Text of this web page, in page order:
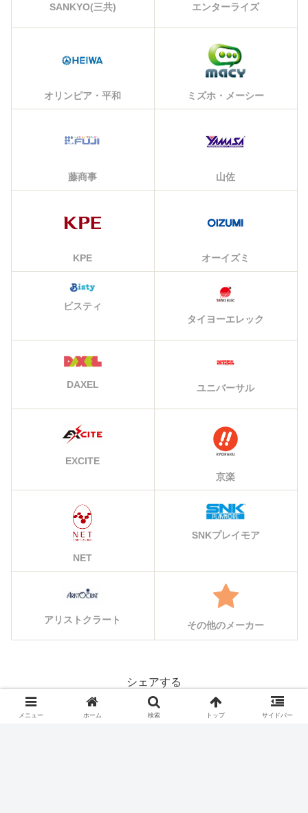
SANKYO(三共) エンターライズ
オリンピア・平和 ミズホ・メーシー
藤商事 山佐
KPE オーイズミ
ビスティ
タイヨーエレック
DAXEL ユニバーサル
EXCITE
京楽
NET
SNKプレイモア
アリストクラート その他のメーカー
シェアする
Facebook はてブ
メニュー ホーム 検索 トップ サイドバー